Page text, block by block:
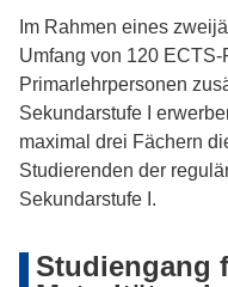
Im Rahmen eines
Umfang von 120
Primarlehrpersonen
Sekundarstufe I
maximal drei Fächern
Studierenden der
Sekundarstufe I.
Studiengang